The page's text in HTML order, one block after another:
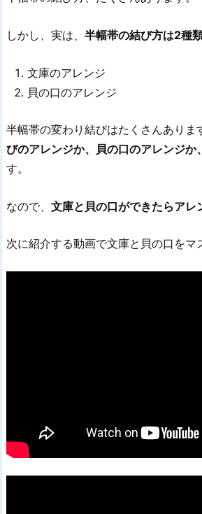
しかし、実は、 半幅帯の結び方は2種
文庫のアレンジ
貝の口のアレンジ
半幅帯の変わり結びはたくさんありま
びのアレンジか、貝の口のアレンジか
す。
なので、 文庫と貝の口ができたらアレ
次に紹介する動画で文庫と貝の口をマ